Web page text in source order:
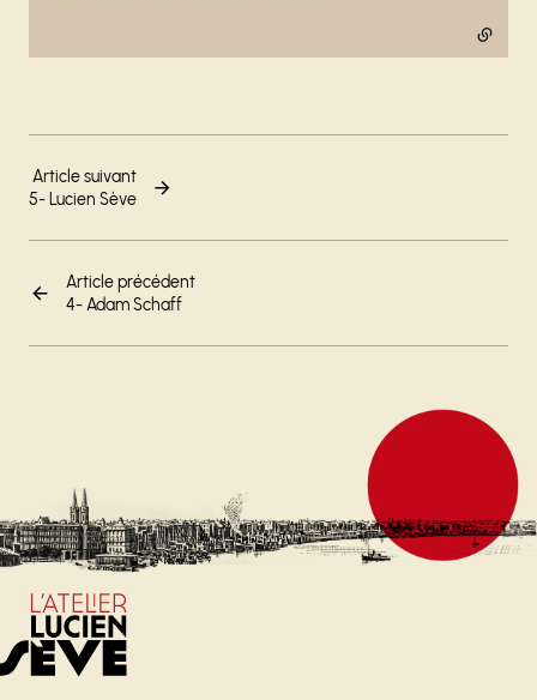
Article précédent
4- Adam Schaff
Article suivant
5- Lucien Sève